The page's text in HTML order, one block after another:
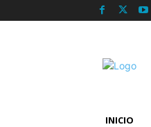
INICIO